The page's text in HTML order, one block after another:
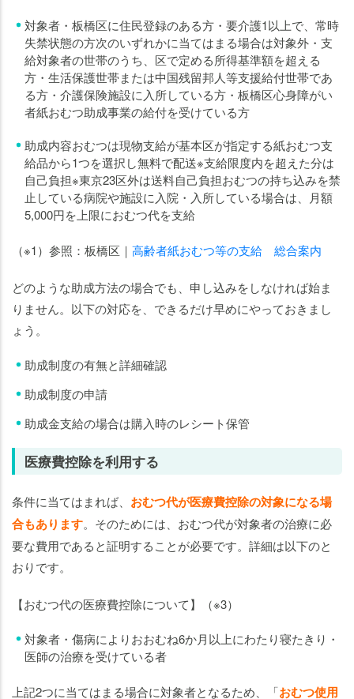
対象者・板橋区に住民登録のある方・要介護1以上で、常時
失禁状態の方次のいずれかに当てはまる場合は対象外・支
給対象者の世帯のうち、区で定める所得基準額を超える
方・生活保護世帯または中国残留邦人等支援給付世帯であ
る方・介護保険施設に入所している方・板橋区心身障がい
者紙おむつ助成事業の給付を受けている方
助成内容おむつは現物支給が基本区が指定する紙おむつ支
給品から1つを選択し無料で配送※支給限度内を超えた分は
自己負担※東京23区外は送料自己負担おむつの持ち込みを禁
止している病院や施設に入院・入所している場合は、月額
5,000円を上限におむつ代を支給
（※1）参照：板橋区｜ 高齢者紙おむつ等の支給 総合案内
どのような助成方法の場合でも、申し込みをしなければ始ま
りません。以下の対応を、できるだけ早めにやっておきまし
ょう。
助成制度の有無と詳細確認
助成制度の申請
助成金支給の場合は購入時のレシート保管
医療費控除を利用する
条件に当てはまれば、 おむつ代が医療費控除の対象になる場
合もあります。そのためには、おむつ代が対象者の治療に必
要な費用であると証明することが必要です。詳細は以下のと
おりです。
【おむつ代の医療費控除について】（※3）
対象者・傷病によりおおむね6か月以上にわたり寝たきり・
医師の治療を受けている者
上記2つに当てはまる場合に対象者となるため、「おむつ使用